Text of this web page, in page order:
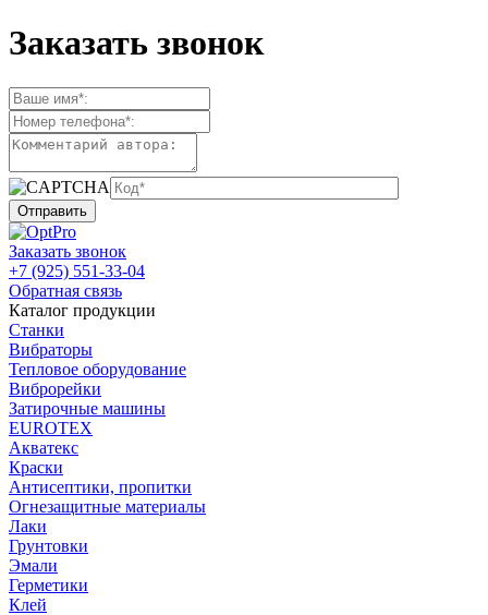
Заказать звонок
Заказать звонок
+7 (925) 551-33-04
Обратная связь
Каталог продукции
Станки
Вибраторы
Тепловое оборудование
Виброрейки
Затирочные машины
EUROTEX
Акватекс
Краски
Антисептики, пропитки
Огнезащитные материалы
Лаки
Грунтовки
Эмали
Герметики
Клей